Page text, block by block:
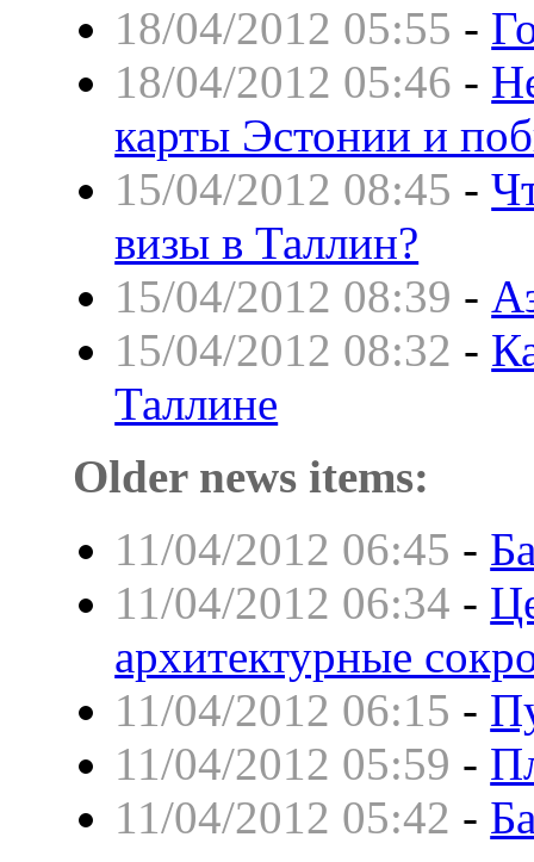
18/04/2012 05:55 -
18/04/2012 05:46 -
карты Эстонии и
15/04/2012 08:45 -
визы в Таллин?
15/04/2012 08:39 -
15/04/2012 08:32 -
Таллине
Older news items:
11/04/2012 06:45 -
11/04/2012 06:34 -
архитектурные
11/04/2012 06:15 -
11/04/2012 05:59 -
11/04/2012 05:42 -